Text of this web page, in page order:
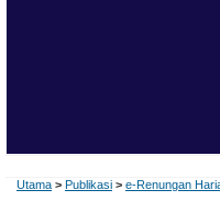
Utama > Publikasi > e-Renungan